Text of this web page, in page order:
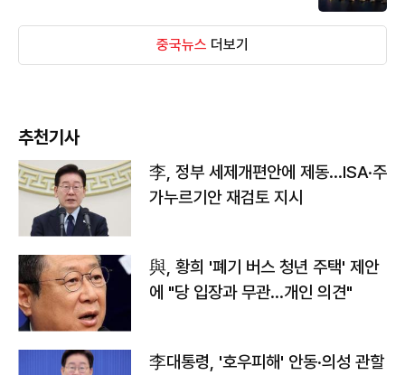
중국뉴스 더보기
추천기사
李, 정부 세제개편안에 제동…ISA·주
가누르기안 재검토 지시
與, 황희 '폐기 버스 청년 주택' 제안
에 "당 입장과 무관…개인 의견"
李대통령, '호우피해' 안동·의성 관할